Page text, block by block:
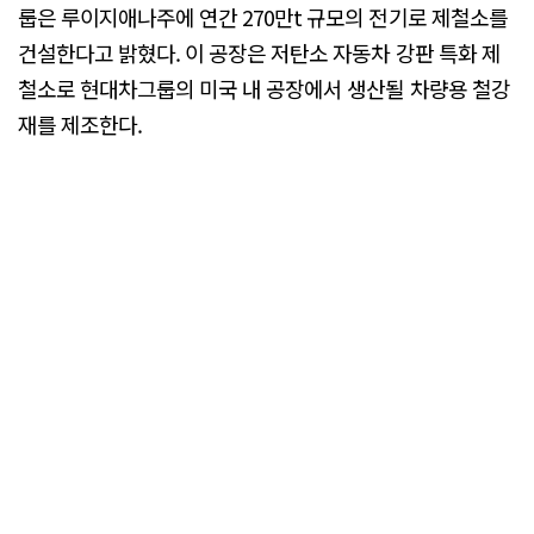
룹은 루이지애나주에 연간 270만t 규모의 전기로 제철소를
건설한다고 밝혔다. 이 공장은 저탄소 자동차 강판 특화 제
철소로 현대차그룹의 미국 내 공장에서 생산될 차량용 철강
재를 제조한다.